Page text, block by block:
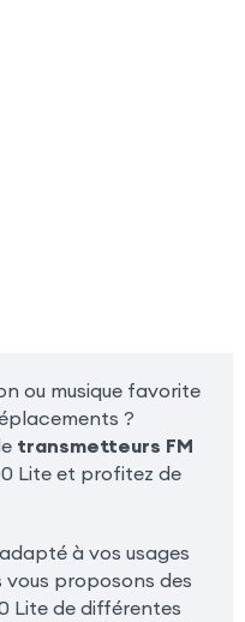
ou musique favorite
?
transmetteurs FM
Lite et profitez de
à vos usages
vous proposons des
Lite de différentes